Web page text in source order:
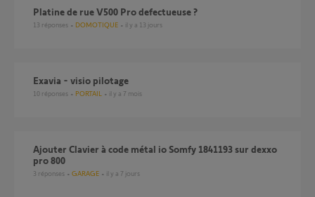
platine de rue V500 Pro defectueuse ?
13 réponses DOMOTIQUE il y a 13 jours
Exavia - visio pilotage
10 réponses PORTAIL il y a 7 mois
Ajouter Clavier à code métal io Somfy 1841193 sur dexxo
pro 800
3 réponses GARAGE il y a 7 jours